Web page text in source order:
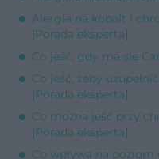
Alergia na kobalt i
[Porada eksperta]
Co jeść, gdy ma się
Co jeść, żeby
[Porada eksperta]
Co można jeść przy
[Porada eksperta]
Co wpływa na